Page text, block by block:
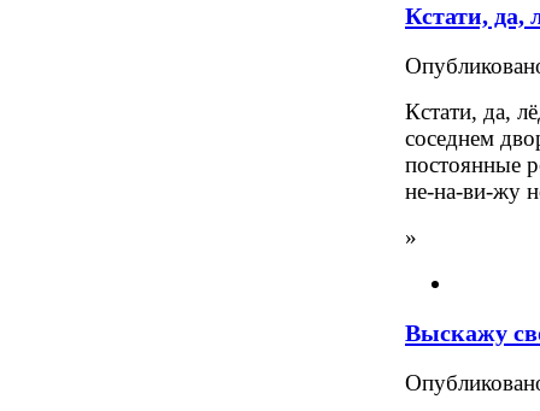
Кстати, да,
Кстати, да,
соседнем
постоянные
не-на-ви-жу
»
Выскажу